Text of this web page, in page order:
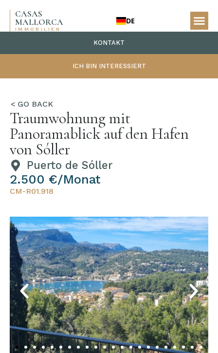
CASAS
MALLORCA
IMMOBILIEN
DE
KONTAKT
ICH BIN INTERESSIERT
Traumwohnung mit
Panoramablick auf den Hafen
von Sóller
Puerto de Sóller
2.500 €/Monat
CM-R01.918